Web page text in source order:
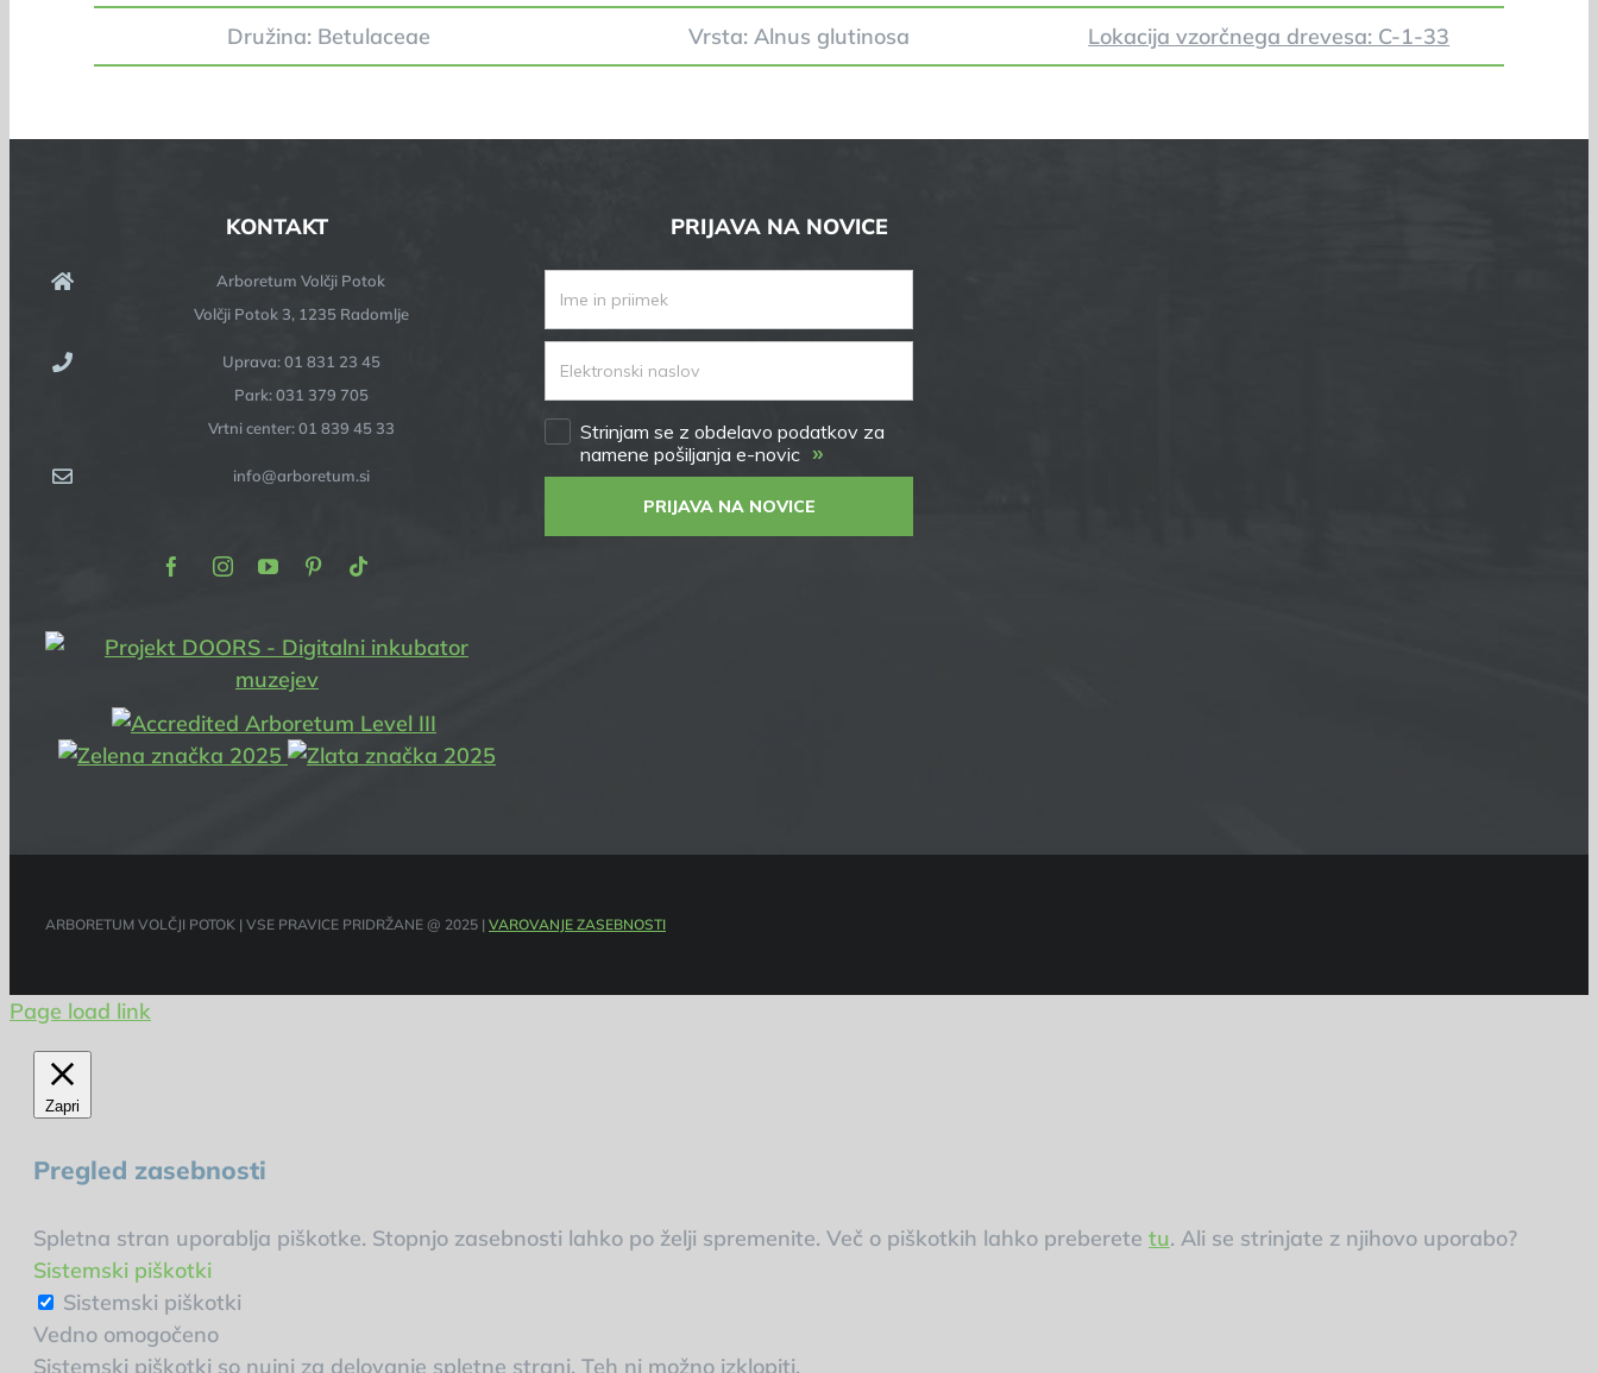
Družina: Betulaceae Vrsta: Alnus glutinosa Lokacija vzorčnega drevesa: C-1-33
KONTAKT
Arboretum Volčji Potok
Volčji Potok 3, 1235 Radomlje
Uprava: 01 831 23 45
Park: 031 379 705
Vrtni center: 01 839 45 33
info@arboretum.si
PRIJAVA NA NOVICE
Strinjam se z obdelavo podatkov za
namene pošiljanja e-novic »
PRIJAVA NA NOVICE
FacebookInstagram
YoutubePinterest
ARBORETUM VOLČJI POTOK | VSE PRAVICE PRIDRŽANE @ 2025 | VAROVANJE ZASEBNOSTI
Page load link
Zapri
Pregled zasebnosti
Spletna stran uporablja piškotke. Stopnjo zasebnosti lahko po želji spremenite. Več o piškotkih lahko preberete tu. Ali se strinjate z njihovo uporabo?
Sistemski piškotki
Sistemski piškotki
Vedno omogočeno
Sistemski piškotki so nujni za delovanje spletne strani. Teh ni možno izklopiti.